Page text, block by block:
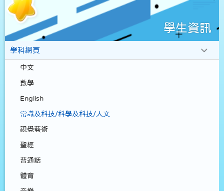
學生資訊
學科網頁
中文
數學
English
常識及科技/科學及科技/人文
視覺藝術
聖經
普通話
體育